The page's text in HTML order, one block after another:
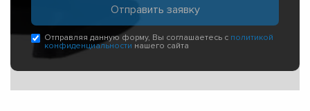
Отправляя данную форму, Вы соглашаетесь с политикой
конфиденциальности нашего сайта